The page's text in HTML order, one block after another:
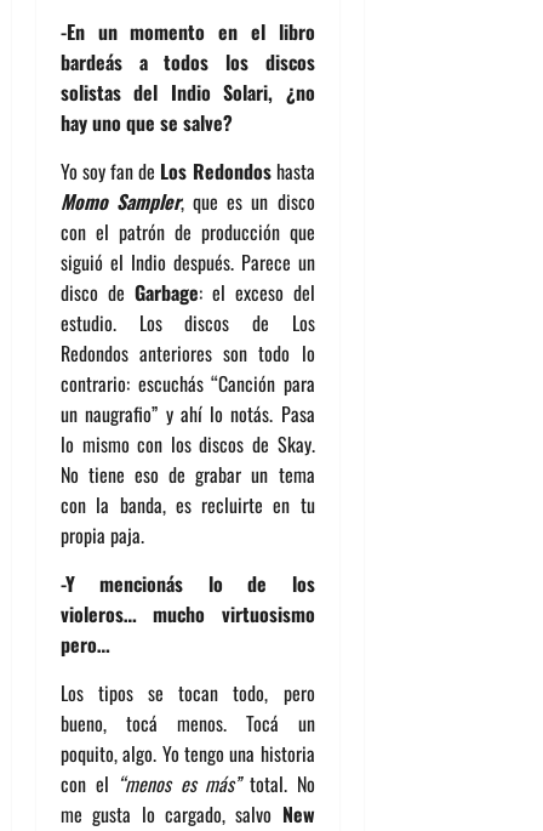
-En un momento en el libro
bardeás a todos los discos
solistas del Indio Solari, ¿no
hay uno que se salve?
Yo soy fan de Los Redondoshasta
Momo Sampler, que es un disco
con el patrón de producción que
siguió el Indio después. Parece un
disco de Garbage: el exceso del
estudio. Los discos de Los
Redondos anteriores son todo lo
contrario: escuchás “Canción para
un naugrafio” y ahí lo notás. Pasa
lo mismo con los discos de Skay.
No tiene eso de grabar un tema
con la banda, es recluirte en tu
propia paja.
-Y mencionás lo de los
violeros… mucho virtuosismo
pero…
Los tipos se tocan todo, pero
bueno, tocá menos. Tocá un
poquito, algo. Yo tengo una historia
con el “menos es más”total. No
me gusta lo cargado, salvo New